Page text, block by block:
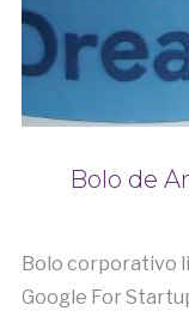
Bolo de
Bolo corporativo
Google For